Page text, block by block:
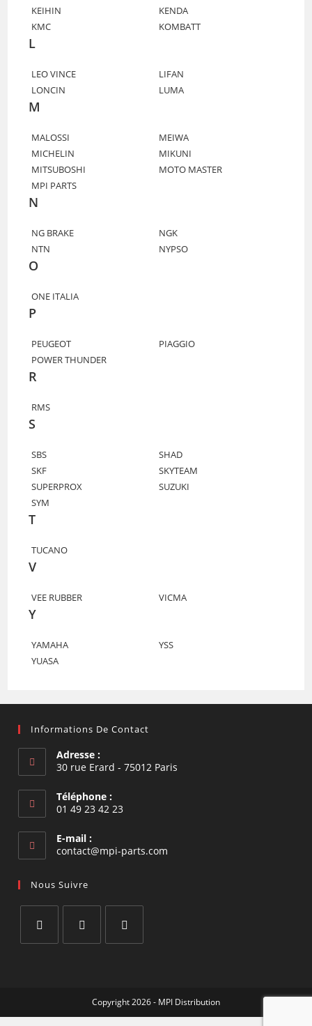
KEIHIN
KENDA
KMC
KOMBATT
L
LEO VINCE
LIFAN
LONCIN
LUMA
M
MALOSSI
MEIWA
MICHELIN
MIKUNI
MITSUBOSHI
MOTO MASTER
MPI PARTS
N
NG BRAKE
NGK
NTN
NYPSO
O
ONE ITALIA
P
PEUGEOT
PIAGGIO
POWER THUNDER
R
RMS
S
SBS
SHAD
SKF
SKYTEAM
SUPERPROX
SUZUKI
SYM
T
TUCANO
V
VEE RUBBER VICMA
Y
YAMAHA
YSS
YUASA
Informations De Contact
Adresse :
30 rue Erard - 75012 Paris
Téléphone :
01 49 23 42 23
E-mail :
contact@mpi-parts.com
Nous Suivre
nouvel
nouvel
Copyright 2026 - MPI Distribution